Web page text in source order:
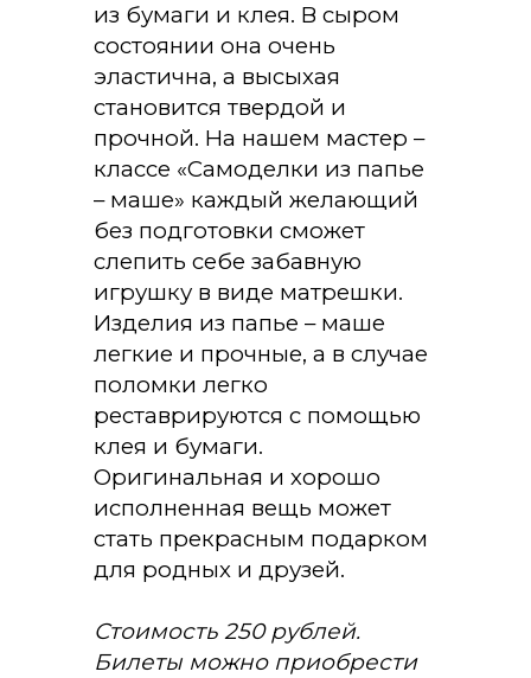
из бумаги и клея. В сыром
состоянии она очень
эластична, а высыхая
становится твердой и
прочной. На нашем мастер –
классе «Самоделки из папье
– маше» каждый желающий
без подготовки сможет
слепить себе забавную
игрушку в виде матрешки.
Изделия из папье – маше
легкие и прочные, а в случае
поломки легко
реставрируются с помощью
клея и бумаги.
Оригинальная и хорошо
исполненная вещь может
стать прекрасным подарком
для родных и друзей.
Стоимость 250 рублей.
Билеты можно приобрести